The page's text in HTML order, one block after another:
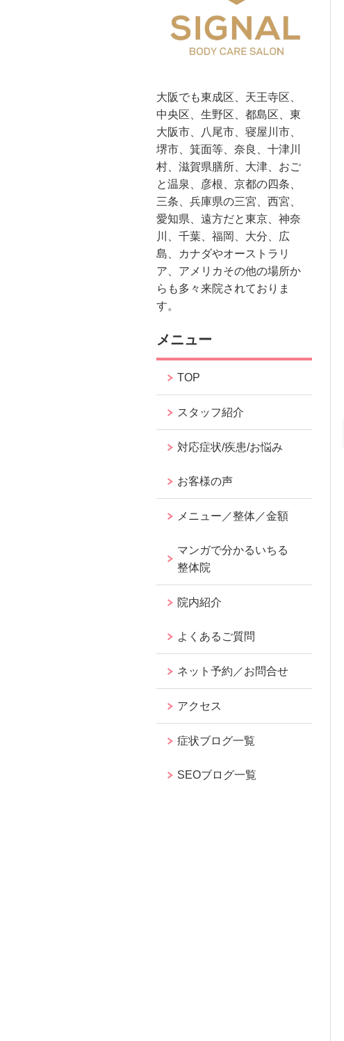
大阪でも東成区、天王寺区、
中央区、生野区、都島区、東
大阪市、八尾市、寝屋川市、
堺市、箕面等、奈良、十津川
村、滋賀県膳所、大津、おご
と温泉、彦根、京都の四条、
三条、兵庫県の三宮、西宮、
愛知県、遠方だと東京、神奈
川、千葉、福岡、大分、広
島、カナダやオーストラリ
ア、アメリカその他の場所か
らも多々来院されておりま
す。
メニュー
TOP
スタッフ紹介
対応症状/疾患/お悩み
お客様の声
メニュー／整体／金額
マンガで分かるいちる
整体院
院内紹介
よくあるご質問
ネット予約／お問合せ
アクセス
症状ブログ一覧
SEOブログ一覧